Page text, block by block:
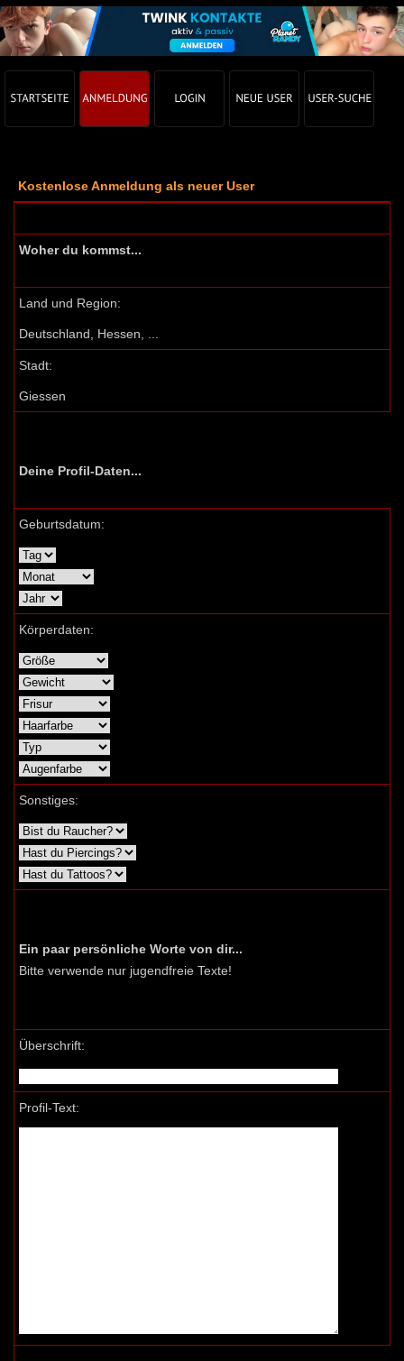
Kostenlose Anmeldung als neuer User
Woher du kommst...
Land und Region:
Deutschland, Hessen, ...
Stadt:
Giessen
Deine Profil-Daten...
Geburtsdatum:
Körperdaten:
Sonstiges:
Ein paar persönliche Worte von dir...
Bitte verwende nur jugendfreie Texte!
Überschrift:
Profil-Text: